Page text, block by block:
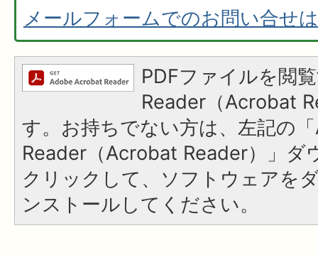
メールフォームでのお問い合せ
PDFファイルを閲
Reader（Acrobat
す。お持ちでない方は、左記の
Reader（Acrobat Reader）」ダ
クリックして、ソフトウェアを
ンストールしてください。